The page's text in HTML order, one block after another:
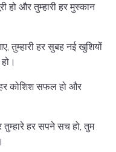
हो और तुम्हारी हर मुस्कान
तुम्हारी हर सुबह नई खुशियों
हर कोशिश सफल हो और
तुम्हारे हर सपने सच हो, तुम